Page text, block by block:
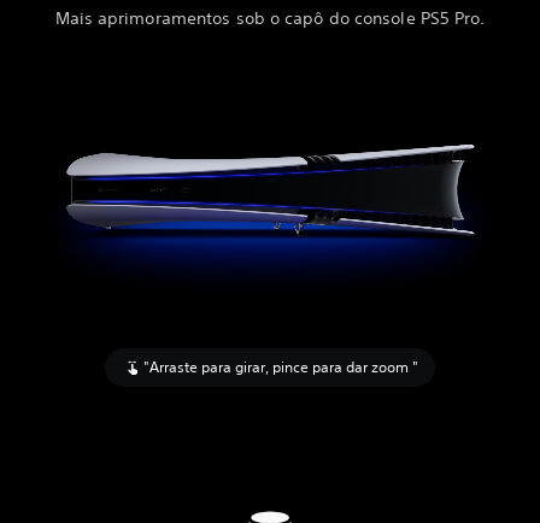
Mais aprimoramentos sob o capô do console PS5 Pro.
"Arraste para girar, pince para dar zoom "